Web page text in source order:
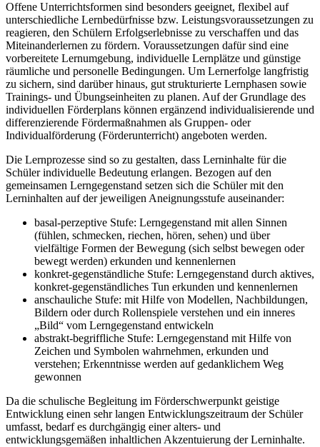
Offene Unterrichtsformen sind besonders geeignet, flexibel auf
unterschiedliche Lernbedürfnisse bzw. Leistungsvoraussetzungen zu
reagieren, den Schülern Erfolgserlebnisse zu verschaffen und das
Miteinanderlernen zu fördern. Voraussetzungen dafür sind eine
vorbereitete Lernumgebung, individuelle Lernplätze und günstige
räumliche und personelle Bedingungen. Um Lernerfolge langfristig
zu sichern, sind darüber hinaus, gut strukturierte Lernphasen sowie
Trainings- und Übungseinheiten zu planen. Auf der Grundlage des
individuellen Förderplans können ergänzend individualisierende und
differenzierende Fördermaßnahmen als Gruppen- oder
Individualförderung (Förderunterricht) angeboten werden.
Die Lernprozesse sind so zu gestalten, dass Lerninhalte für die
Schüler individuelle Bedeutung erlangen. Bezogen auf den
gemeinsamen Lerngegenstand setzen sich die Schüler mit den
Lerninhalten auf der jeweiligen Aneignungsstufe auseinander:
basal-perzeptive Stufe: Lerngegenstand mit allen Sinnen
(fühlen, schmecken, riechen, hören, sehen) und über
vielfältige Formen der Bewegung (sich selbst bewegen oder
bewegt werden) erkunden und kennenlernen
konkret-gegenständliche Stufe: Lerngegenstand durch aktives,
konkret-gegenständliches Tun erkunden und kennenlernen
anschauliche Stufe: mit Hilfe von Modellen, Nachbildungen,
Bildern oder durch Rollenspiele verstehen und ein inneres
„Bild“ vom Lerngegenstand entwickeln
abstrakt-begriffliche Stufe: Lerngegenstand mit Hilfe von
Zeichen und Symbolen wahrnehmen, erkunden und
verstehen; Erkenntnisse werden auf gedanklichem Weg
gewonnen
Da die schulische Begleitung im Förderschwerpunkt geistige
Entwicklung einen sehr langen Entwicklungszeitraum der Schüler
umfasst, bedarf es durchgängig einer alters- und
entwicklungsgemäßen inhaltlichen Akzentuierung der Lerninhalte.